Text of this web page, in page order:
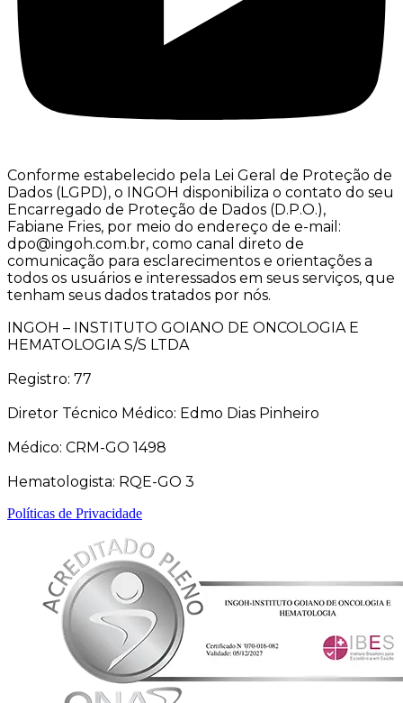
Conforme estabelecido pela Lei Geral de Proteção de
Dados (LGPD), o INGOH disponibiliza o contato do seu
Encarregado de Proteção de Dados (D.P.O.),
Fabiane Fries, por meio do endereço de e-mail:
dpo@ingoh.com.br, como canal direto de
comunicação para esclarecimentos e orientações a
todos os usuários e interessados em seus serviços, que
tenham seus dados tratados por nós.
INGOH – INSTITUTO GOIANO DE ONCOLOGIA E
HEMATOLOGIA S/S LTDA
Registro: 77
Diretor Técnico Médico: Edmo Dias Pinheiro
Médico: CRM-GO 1498
Hematologista: RQE-GO 3
Políticas de Privacidade